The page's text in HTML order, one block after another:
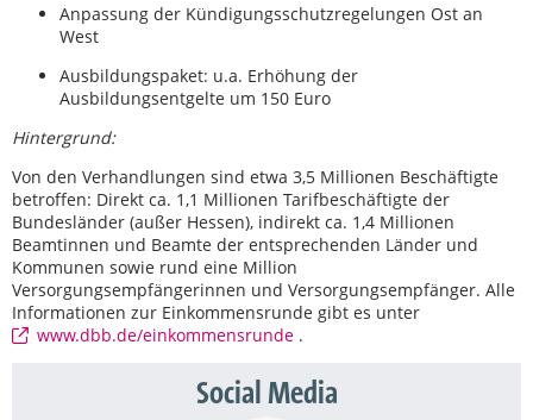
Anpassung der Kündigungsschutzregelungen Ost an
West
Ausbildungspaket: u.a. Erhöhung der
Ausbildungsentgelte um 150 Euro
Hintergrund:
Von den Verhandlungen sind etwa 3,5 Millionen Beschäftigte
betroffen: Direkt ca. 1,1 Millionen Tarifbeschäftigte der
Bundesländer (außer Hessen), indirekt ca. 1,4 Millionen
Beamtinnen und Beamte der entsprechenden Länder und
Kommunen sowie rund eine Million
Versorgungsempfängerinnen und Versorgungsempfänger. Alle
Informationen zur Einkommensrunde gibt es unter
www.dbb.de/einkommensrunde .
Social Media